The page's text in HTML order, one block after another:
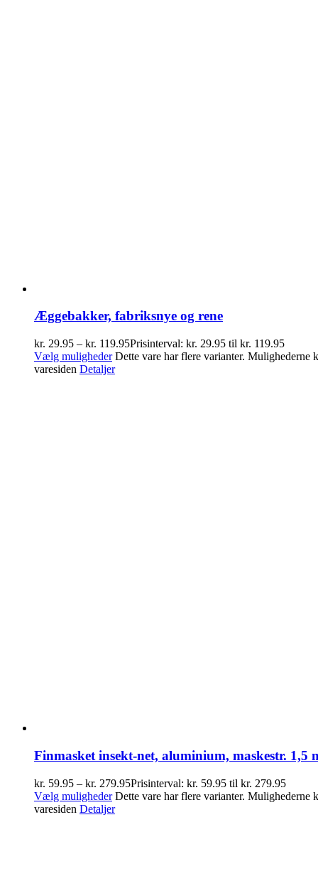
Æggebakker, fabriksnye og rene
kr. 29.95 – kr. 119.95Prisinterval: kr. 29.95 til kr. 119.95
Vælg muligheder Dette vare har flere varianter. Mulighederne
varesiden Detaljer
Finmasket insekt-net, aluminium, maskestr. 1,5
kr. 59.95 – kr. 279.95Prisinterval: kr. 59.95 til kr. 279.95
Vælg muligheder Dette vare har flere varianter. Mulighederne
varesiden Detaljer